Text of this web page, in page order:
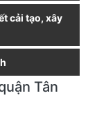
cải tạo, xây
Tân